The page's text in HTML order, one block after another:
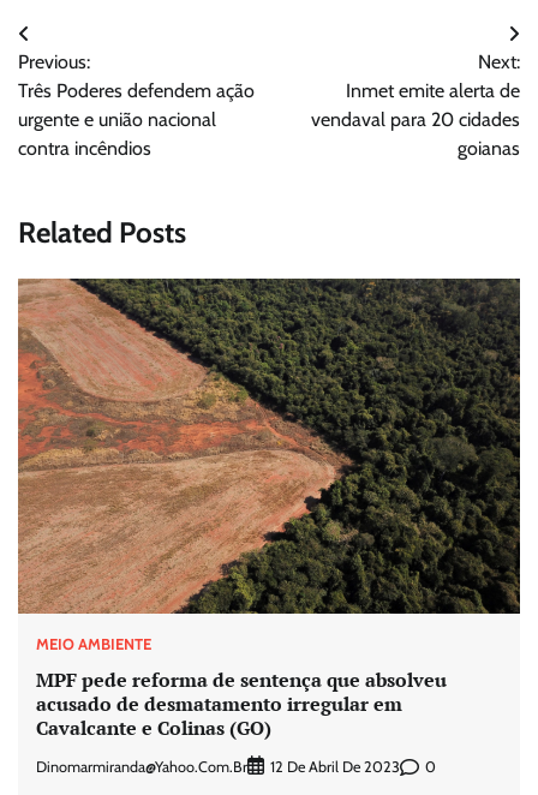
Navegação
de
Post
Previous:
Três Poderes defendem ação
urgente e união nacional
contra incêndios
Next:
Inmet emite alerta de
vendaval para 20 cidades
goianas
Related Posts
MEIO AMBIENTE
MPF pede reforma de sentença que absolveu
acusado de desmatamento irregular em
Cavalcante e Colinas (GO)
Dinomarmiranda@yahoo.com.br 12 De Abril De 2023 0